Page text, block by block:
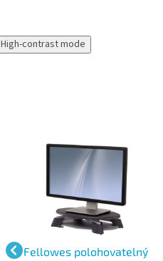
High-contrast mode
Fellowes polohovatelný